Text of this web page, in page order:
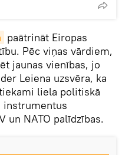
paātrināt Eiropas
Pēc viņas vārdiem,
jaunas vienības, jo
Leiena uzsvēra, ka
liela politiskā
un NATO palīdzības.